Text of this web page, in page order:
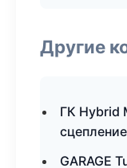
Другие
ГК Hybrid
GARAGE